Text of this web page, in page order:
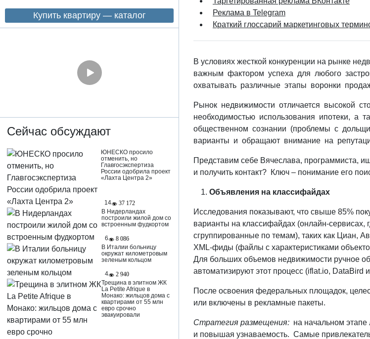
Купить квартиру — каталог
Сейчас обсуждают
ЮНЕСКО просило
отменить, но
Главгосэкспертиза
России одобрила проект
«Лахта Центра 2»
14
37 172
В Нидерландах
построили жилой дом со
встроенным фудкортом
6
8 086
В Италии больницу
окружат километровым
зеленым кольцом
4
2 940
Трещина в элитном ЖК
La Petite Afrique в
Монако: жильцов дома с
квартирами от 55 млн
евро срочно
эвакуировали
Реклама в Telegram
Краткий глоссарий маркетинговых
В условиях жесткой конкуренции на рынке
важным фактором успеха для любого
охватывать различные этапы воронки
Рынок недвижимости отличается высокой
необходимостью использования ипотеки, а
общественном сознании (проблемы с
варианты и обращают внимание на
Представим себе Вячеслава, программиста,
и получить контакт? Ключ – понимание его
Объявления на классифайдах
Исследования показывают, что свыше 85%
варианты на классифайдах (онлайн-сервисах,
сгруппированные по темам), таких как Циан,
XML-фиды (файлы с характеристиками
Для больших объемов недвижимости ручное
автоматизируют этот процесс (iflat.io, DataBird
После освоения федеральных площадок,
или включены в рекламные пакеты.
Стратегия размещения: на начальном
и повышая узнаваемость. Самые